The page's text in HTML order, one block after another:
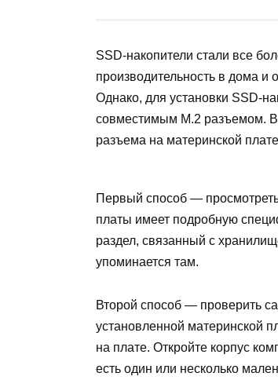
SSD-накопители стали все
производительность в дома и
Однако, для установки SSD-
совместимым M.2 разъемом. В
разъема на материнской
Первый способ —
платы имеет подробную
раздел, связанный с
упоминается там.
Второй способ — проверить
установленной материнской
на плате. Откройте корпус
есть один или несколько